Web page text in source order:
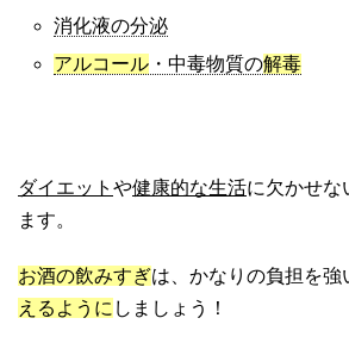
消化液の分泌
アルコール ・中毒物質の解毒
ダイエット や健康的な生活に欠かせな
ます。
お酒の飲みすぎは、かなりの負担を強
えるように しましょう！